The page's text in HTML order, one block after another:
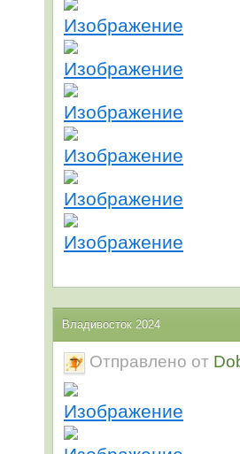
Владивосток 2024
Отправлено от